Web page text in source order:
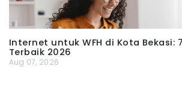
Internet untuk WFH di Kota Bekasi:
Terbaik 2026
Aug 07, 2026